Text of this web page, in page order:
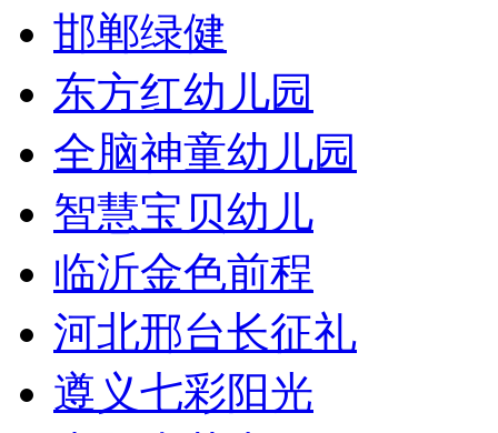
邯郸绿健
东方红幼儿园
全脑神童幼儿园
智慧宝贝幼儿
临沂金色前程
河北邢台长征礼
遵义七彩阳光